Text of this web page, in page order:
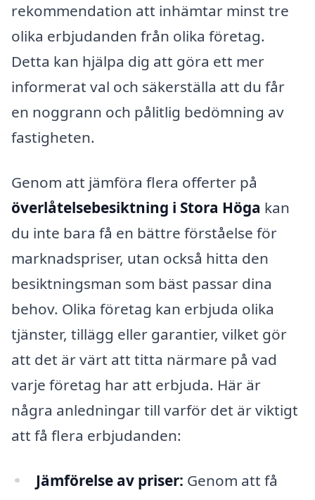
rekommendation att inhämtar minst tre
olika erbjudanden från olika företag.
Detta kan hjälpa dig att göra ett mer
informerat val och säkerställa att du får
en noggrann och pålitlig bedömning av
fastigheten.
Genom att jämföra flera offerter på
överlåtelsebesiktning i Stora Höga kan
du inte bara få en bättre förståelse för
marknadspriser, utan också hitta den
besiktningsman som bäst passar dina
behov. Olika företag kan erbjuda olika
tjänster, tillägg eller garantier, vilket gör
att det är värt att titta närmare på vad
varje företag har att erbjuda. Här är
några anledningar till varför det är viktigt
att få flera erbjudanden:
Jämförelse av priser: Genom att få